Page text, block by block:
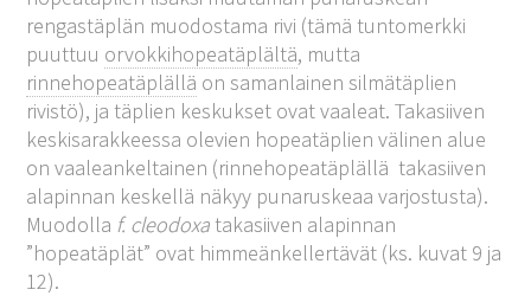
rengastäplän muodostama rivi (tämä tuntomerkki
puuttuu orvokkihopeatäplältä, mutta
rinnehopeatäplällä on samanlainen silmätäplien
rivistö), ja täplien keskukset ovat vaaleat. Takasiiven
keskisarakkeessa olevien hopeatäplien välinen alue
on vaaleankeltainen (rinnehopeatäplällä takasiiven
alapinnan keskellä näkyy punaruskeaa varjostusta).
Muodolla f. cleodoxatakasiiven alapinnan
”hopeatäplät” ovat himmeänkellertävät (ks. kuvat 9 ja
12).